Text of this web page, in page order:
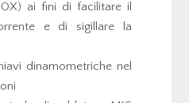
ai fini di facilitare il
e di sigillare la
dinamometriche nel